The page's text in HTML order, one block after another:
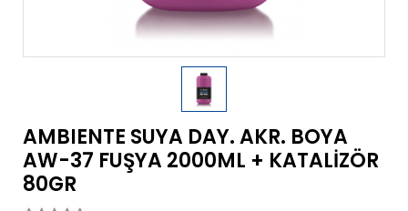
AMBIENTE SUYA DAY. AKR. BOYA
AW-37 FUŞYA 2000ML + KATALİZÖR
80GR